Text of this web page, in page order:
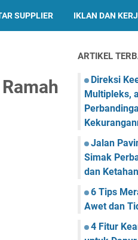
SUPPLIER IKLAN DAN
ARTIKEL
Direksi
Multipleks,
Jalan
Simak
dan
6 Tips
Awet dan
4 Fitur